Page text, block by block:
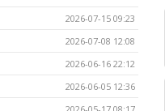
2026-07-15 09:23
2026-07-08 12:08
2026-06-16 22:12
2026-06-05 12:36